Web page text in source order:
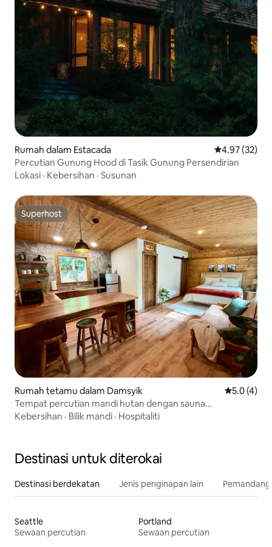
Rumah dalam Estacada Penarafan
4.97 (32)
Percutian Gunung Hood di Tasik Gunung Persendirian
Lokasi · Kebersihan · Susunan
Superhost
Superhost
Rumah tetamu dalam Damsyik Penarafan
5.0 (4)
Tempat percutian mandi hutan dengan sauna
persendirian
Kebersihan · Bilik mandi · Hospitaliti
Destinasi untuk diterokai
Destinasi berdekatan Jenis penginapan lain
Seattle
Sewaan percutian
Portland
Sewaan percutian